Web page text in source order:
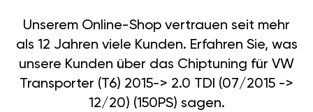
Unserem Online-Shop vertrauen seit mehr
als 12 Jahren viele Kunden. Erfahren Sie, was
unsere Kunden über das Chiptuning für VW
Transporter (T6) 2015-> 2.0 TDI (07/2015 ->
12/20) (150PS) sagen.